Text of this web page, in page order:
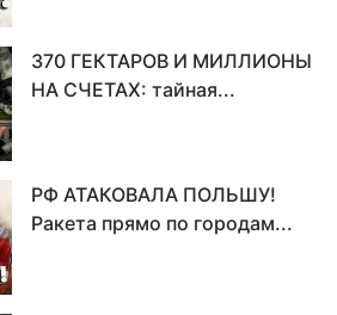
370 ГЕКТАРОВ И МИЛЛИОНЫ
НА СЧЕТАХ: тайная...
РФ АТАКОВАЛА ПОЛЬШУ!
Ракета прямо по городам...